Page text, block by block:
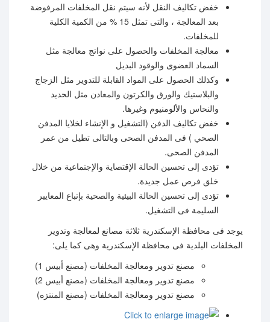
خفض تكاليف النقل لأنه سيتم نقل المخلفات المرفوضة
بعد المعالجة ، والتى تمثل 15 % من الكمية الكلية
للمخلفات.
معالجة المخلفات والحصول على نواتج معالجة مثل
السماد العضوى والوقود البديل
وكذلك الحصول على المواد القابلة للتدوير مثل الزجاج
والبلاستيك والورق والكرتون والمعادن مثل الحديد
والنحاس والألومنيوم وغيرها.
خفض تكاليف الدفن (التشغيل و الإنشاء لخلايا المدفن
الصحي ) فى المدفن الصحى وبالتالى تطيل من عمر
المدفن الصحى.
تؤدى إلى تحسين الحالة الإقتصاية والإجتماعية من خلال
خلق فرص عمل جديدة.
تؤدى إلى تحسين الحالة البيئية والصحية بإتباع المعايير
السليمة فى التشغيل.
يوجد فى محافظة الإسكندرية ثلاثة مصانع لمعالجة وتدوير
المخلفات البلدية فى محافظة الإسكندرية وهى كما يلى:
مصنع تدوير ومعالجة المخلفات (مصنع أبيس 1)
مصنع تدوير ومعالجة المخلفات (مصنع أبيس 2)
مصنع تدوير ومعالجة المخلفات (مصنع المنتزه)